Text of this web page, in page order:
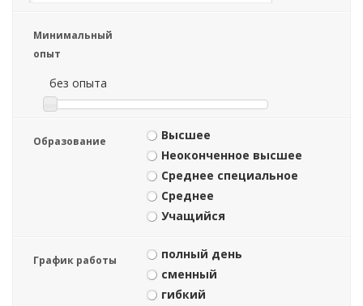
Минимальный
опыт
без опыта
Образование
Высшее
Неоконченное высшее
Среднее специальное
Среднее
Учащийся
График работы
полный день
сменный
гибкий